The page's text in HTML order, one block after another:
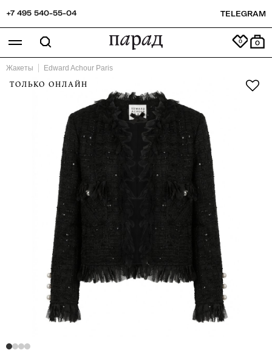
+7 495 540-55-04 TELEGRAM
0
Жакеты Edward Achour Paris
ТОЛЬКО ОНЛАЙН